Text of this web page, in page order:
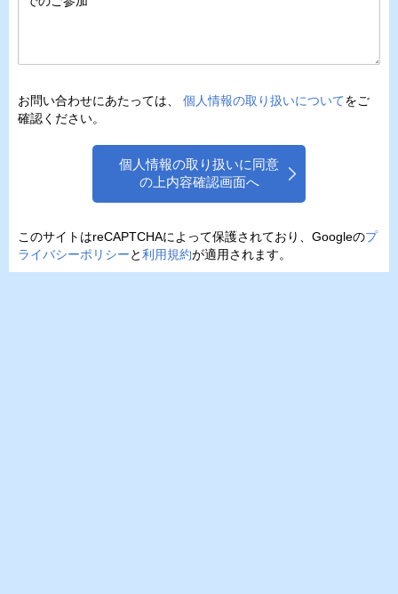
お問い合わせにあたっては、 個人情報の取り扱いについてをご
確認ください。
個人情報の取り扱いに同意
の上内容確認画面へ
このサイトはreCAPTCHAによって保護されており、Googleのプ
ライバシーポリシーと利用規約が適用されます。